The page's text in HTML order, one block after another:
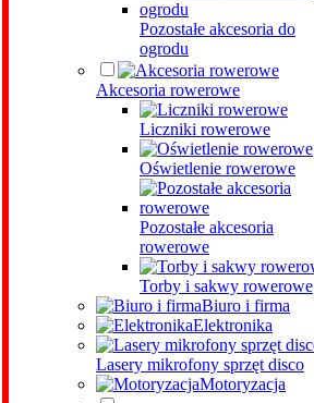
Pozostałe akcesoria do
ogrodu
Akcesoria rowerowe
Liczniki rowerowe
Oświetlenie rowerowe
Pozostałe akcesoria
rowerowe
Torby i sakwy rowerowe
Biuro i firma
Elektronika
Lasery mikrofony sprzęt disco
Motoryzacja